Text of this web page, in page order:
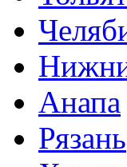
Анапа
Рязань